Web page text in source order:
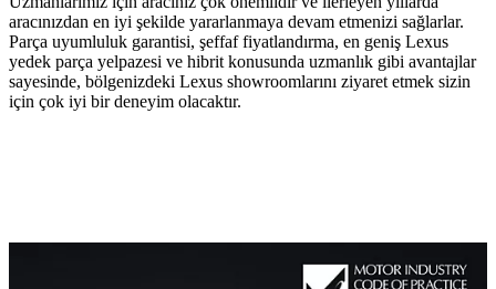
aracınızdan en iyi şekilde yararlanmaya devam etmenizi sağlarlar.
Parça uyumluluk garantisi, şeffaf fiyatlandırma, en geniş Lexus
yedek parça yelpazesi ve hibrit konusunda uzmanlık gibi avantajlar
sayesinde, bölgenizdeki Lexus showroomlarını ziyaret etmek sizin
için çok iyi bir deneyim olacaktır.